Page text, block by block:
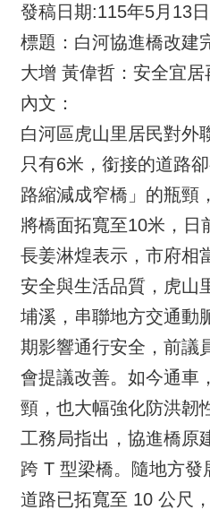
發稿日期:115年5月13日
標題：白河協進橋改建
大增 黃偉哲：安全宜居
內文：
白河區虎山里居民對外
只有6米，銜接的道路
路縮減成窄橋」的瓶頸
將橋面拓寬至10米，日
長姜淋煌表示，市府相
安全與生活品質，虎山
埔溪，串聯地方交通動
期影響通行安全，前議
會提議改善。如今通車
頸，也大幅強化防洪韌
工務局指出，協進橋原
跨 T 型梁橋。隨地方發
道路已拓寬至 10 公尺